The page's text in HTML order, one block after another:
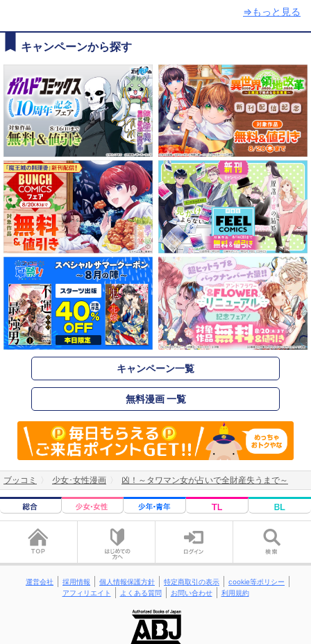
⇒もっと見る
キャンペーンから探す
キャンペーン一覧
無料漫画 一覧
ブッコミ 少女･女性漫画 凶！～タワマン女が占いで全財産失うまで～
運営会社 採用情報 個人情報保護方針 特定商取引の表示
cookie等ポリシー
アフィリエイト
よくある質問 お問い合わせ 利用規約